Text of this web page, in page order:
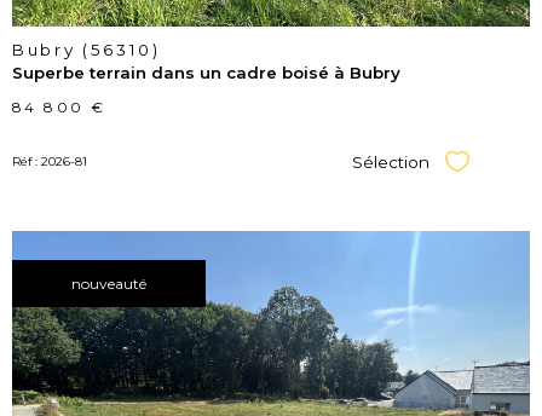
Bubry (56310)
Superbe terrain dans un cadre boisé à Bubry
84 800 €
Réf : 2026-81 Sélection Sélectionner
nouveauté
voir le